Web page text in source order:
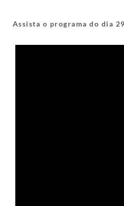
Assista o programa do dia